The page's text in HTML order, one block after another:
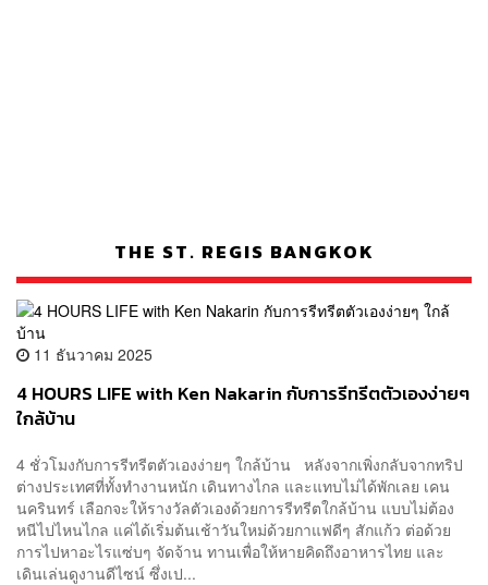
THE ST. REGIS BANGKOK
11 ธันวาคม 2025
4 HOURS LIFE with Ken Nakarin กับการรีทรีตตัวเองง่ายๆ
ใกล้บ้าน
4 ชั่วโมงกับการรีทรีตตัวเองง่ายๆ ใกล้บ้าน หลังจากเพิ่งกลับจากทริป
ต่างประเทศที่ทั้งทำงานหนัก เดินทางไกล และแทบไม่ได้พักเลย เคน
นครินทร์ เลือกจะให้รางวัลตัวเองด้วยการรีทรีตใกล้บ้าน แบบไม่ต้อง
หนีไปไหนไกล แค่ได้เริ่มต้นเช้าวันใหม่ด้วยกาแฟดีๆ สักแก้ว ต่อด้วย
การไปหาอะไรแซ่บๆ จัดจ้าน ทานเพื่อให้หายคิดถึงอาหารไทย และ
เดินเล่นดูงานดีไซน์ ซึ่งเป...